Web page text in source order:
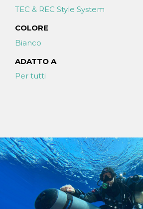
TEC & REC Style System
COLORE
Bianco
ADATTO A
Per tutti